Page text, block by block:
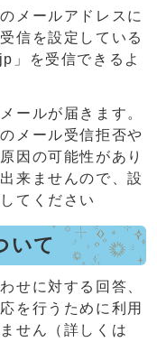
メールアドレスに
信を設定している
を受信できるよ
ールが届きます。
メール受信拒否や
因の可能性があり
来ませんので、設
てください
いて
せに対する回答、
を行うために利用
せん（詳しくは